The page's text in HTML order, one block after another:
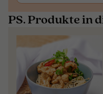
PS. Produkte in